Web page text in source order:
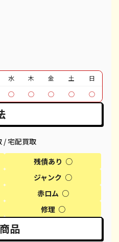
公開)
公開)
公開)
公開)
¥39,600
¥26,100
¥14,100
水 木 金 土
日
○ ○ ○ ○ ○
/ 宅配買取
残債あり ○
ジャンク ○
赤ロム ○
修理 ○
品